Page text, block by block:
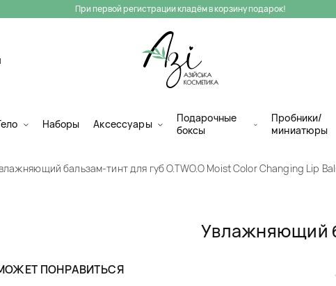
При первой регистрации кладём в корзину подарок!
Наборы Аксессуары
Подарочные
боксы
Пробники/
миниатюры
ПОНРАВИТЬСЯ
бальзам-тинт для губ O.TWO.O Moist Color Changing Lip
Увлажняющий
O.TWO.O